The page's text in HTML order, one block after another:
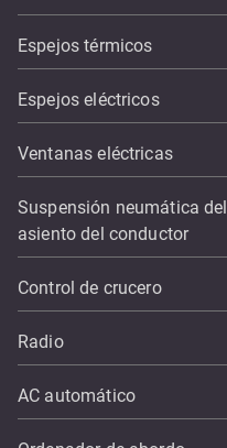
Espejos térmicos
Espejos eléctricos
Ventanas eléctricas
Suspensión neumática del
asiento del conductor
Control de crucero
Radio
AC automático